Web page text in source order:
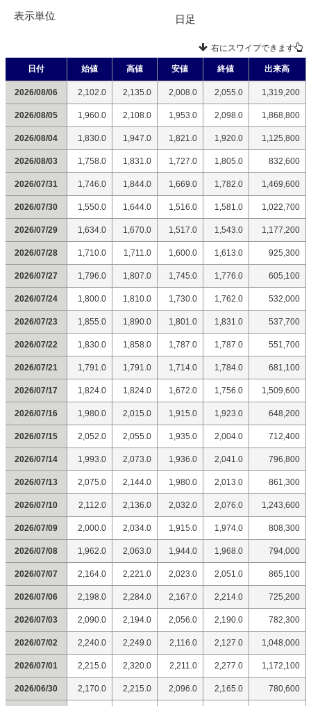
表示単位 日足
右にスワイプできます
日付 始値 高値 安値 終値 出来高
2026/08/06 2,102.0 2,135.0 2,008.0 2,055.0 1,319,200
2026/08/05 1,960.0 2,108.0 1,953.0 2,098.0 1,868,800
2026/08/04 1,830.0 1,947.0 1,821.0 1,920.0 1,125,800
2026/08/03 1,758.0 1,831.0 1,727.0 1,805.0 832,600
2026/07/31 1,746.0 1,844.0 1,669.0 1,782.0 1,469,600
2026/07/30 1,550.0 1,644.0 1,516.0 1,581.0 1,022,700
2026/07/29 1,634.0 1,670.0 1,517.0 1,543.0 1,177,200
2026/07/28 1,710.0 1,711.0 1,600.0 1,613.0 925,300
2026/07/27 1,796.0 1,807.0 1,745.0 1,776.0 605,100
2026/07/24 1,800.0 1,810.0 1,730.0 1,762.0 532,000
2026/07/23 1,855.0 1,890.0 1,801.0 1,831.0 537,700
2026/07/22 1,830.0 1,858.0 1,787.0 1,787.0 551,700
2026/07/21 1,791.0 1,791.0 1,714.0 1,784.0 681,100
2026/07/17 1,824.0 1,824.0 1,672.0 1,756.0 1,509,600
2026/07/16 1,980.0 2,015.0 1,915.0 1,923.0 648,200
2026/07/15 2,052.0 2,055.0 1,935.0 2,004.0 712,400
2026/07/14 1,993.0 2,073.0 1,936.0 2,041.0 796,800
2026/07/13 2,075.0 2,144.0 1,980.0 2,013.0 861,300
2026/07/10 2,112.0 2,136.0 2,032.0 2,076.0 1,243,600
2026/07/09 2,000.0 2,034.0 1,915.0 1,974.0 808,300
2026/07/08 1,962.0 2,063.0 1,944.0 1,968.0 794,000
2026/07/07 2,164.0 2,221.0 2,023.0 2,051.0 865,100
2026/07/06 2,198.0 2,284.0 2,167.0 2,214.0 725,200
2026/07/03 2,090.0 2,194.0 2,056.0 2,190.0 782,300
2026/07/02 2,240.0 2,249.0 2,116.0 2,127.0 1,048,000
2026/07/01 2,215.0 2,320.0 2,211.0 2,277.0 1,172,100
2026/06/30 2,170.0 2,215.0 2,096.0 2,165.0 780,600